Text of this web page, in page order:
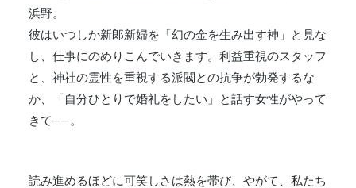
浜野。
彼はいつしか新郎新婦を「幻の金を生み出す神」と見な
し、仕事にのめりこんでいきます。利益重視のスタッフ
と、神社の霊性を重視する派閥との抗争が勃発するな
か、「自分ひとりで婚礼をしたい」と話す女性がやって
きて──。
読み進めるほどに可笑しさは熱を帯び、やがて、私たち